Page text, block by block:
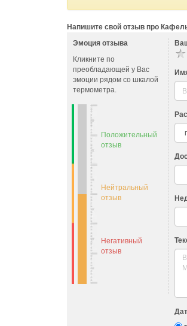
Напишите свой отзыв про
Эмоция отзыва
Кликните по
преобладающей у Вас
эмоции рядом со шкалой
термометра.
Положительный
отзыв
Нейтральный
отзыв
Негативный
отзыв